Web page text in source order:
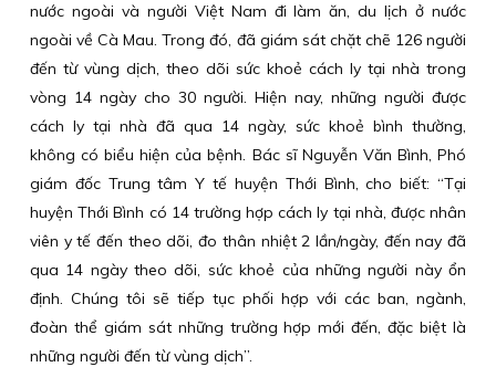
nước ngoài và người Việt Nam đi làm ăn, du lịch ở nước
ngoài về Cà Mau. Trong đó, đã giám sát chặt chẽ 126 người
đến từ vùng dịch, theo dõi sức khoẻ cách ly tại nhà trong
vòng 14 ngày cho 30 người. Hiện nay, những người được
cách ly tại nhà đã qua 14 ngày, sức khoẻ bình thường,
không có biểu hiện của bệnh. Bác sĩ Nguyễn Văn Bình, Phó
giám đốc Trung tâm Y tế huyện Thới Bình, cho biết: “Tại
huyện Thới Bình có 14 trường hợp cách ly tại nhà, được nhân
viên y tế đến theo dõi, đo thân nhiệt 2 lần/ngày, đến nay đã
qua 14 ngày theo dõi, sức khoẻ của những người này ổn
định. Chúng tôi sẽ tiếp tục phối hợp với các ban, ngành,
đoàn thể giám sát những trường hợp mới đến, đặc biệt là
những người đến từ vùng dịch”.